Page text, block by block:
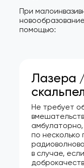
При
помощью:
Лазера
Не требует
по несколько
в случае,